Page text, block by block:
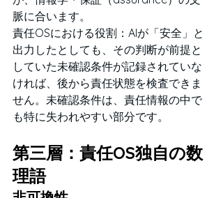
脈に合います。
責任OSにおける役割：AIが「安全」と
出力したとしても、その判断が前提と
していた未確認条件が記録されていな
ければ、後から責任状態を検査できま
せん。未確認条件は、責任情報の中で
も特に失われやすい部分です。
第三層：責任OS独自の数
理語